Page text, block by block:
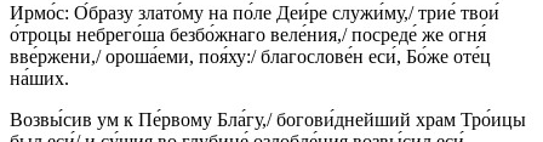
Ирмо́с: О́бразу злато́му на по́ле Деи́ре служи́му,/ трие́ твои́
о́троцы небрего́ша безбо́жнаго веле́ния,/ посреде́ же огня́
вве́ржени,/ ороша́еми, поя́ху:/ благослове́н еси́, Бо́же оте́ц
на́ших.
Возвы́сив ум к Пе́рвому Бла́гу,/ богови́днейший храм Тро́ицы